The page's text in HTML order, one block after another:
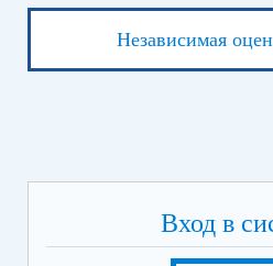
Независимая
Вход в